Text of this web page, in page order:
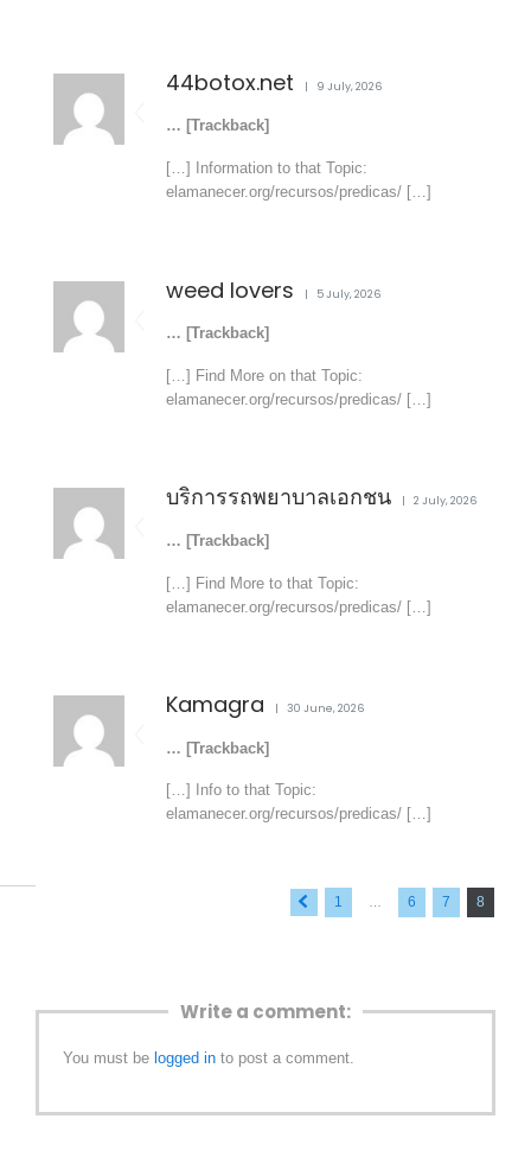
44botox.net 9 July, 2026
… [Trackback]
[…] Information to that Topic:
elamanecer.org/recursos/predicas/ […]
weed lovers 5 July, 2026
… [Trackback]
[…] Find More on that Topic:
elamanecer.org/recursos/predicas/ […]
บริการรถพยาบาลเอกชน 2 July, 2026
… [Trackback]
[…] Find More to that Topic:
elamanecer.org/recursos/predicas/ […]
Kamagra 30 June, 2026
… [Trackback]
[…] Info to that Topic:
elamanecer.org/recursos/predicas/ […]
1 6 7 8
Write a comment:
You must be logged in to post a comment.